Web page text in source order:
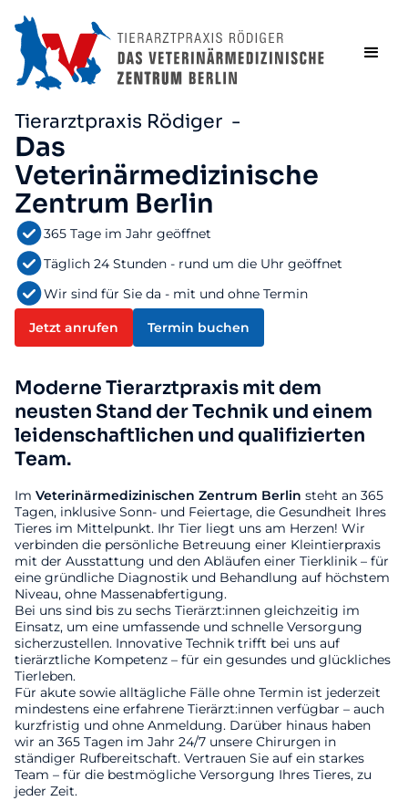
Tierarztpraxis Rödiger -
Das
Veterinärmedizinische
Zentrum Berlin
365 Tage im Jahr geöffnet
Täglich 24 Stunden - rund um die Uhr geöffnet
Wir sind für Sie da - mit und ohne Termin
Jetzt anrufen Termin buchen
Moderne Tierarztpraxis mit dem
neusten Stand der Technik und einem
leidenschaftlichen und qualifizierten
Team.
Im Veterinärmedizinischen Zentrum Berlin steht an 365
Tagen, inklusive Sonn- und Feiertage, die Gesundheit Ihres
Tieres im Mittelpunkt. Ihr Tier liegt uns am Herzen! Wir
verbinden die persönliche Betreuung einer Kleintierpraxis
mit der Ausstattung und den Abläufen einer Tierklinik – für
eine gründliche Diagnostik und Behandlung auf höchstem
Niveau, ohne Massenabfertigung.
Bei uns sind bis zu sechs Tierärzt:innen gleichzeitig im
Einsatz, um eine umfassende und schnelle Versorgung
sicherzustellen. Innovative Technik trifft bei uns auf
tierärztliche Kompetenz – für ein gesundes und glückliches
Tierleben.
Für akute sowie alltägliche Fälle ohne Termin ist jederzeit
mindestens eine erfahrene Tierärzt:innen verfügbar – auch
kurzfristig und ohne Anmeldung. Darüber hinaus haben
wir an 365 Tagen im Jahr 24/7 unsere Chirurgen in
ständiger Rufbereitschaft. Vertrauen Sie auf ein starkes
Team – für die bestmögliche Versorgung Ihres Tieres, zu
jeder Zeit.